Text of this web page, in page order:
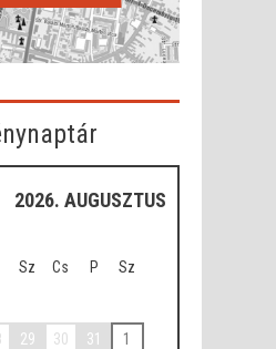
2026. AUGUSZTUS
Sz Cs P
Sz
29 30 31 1